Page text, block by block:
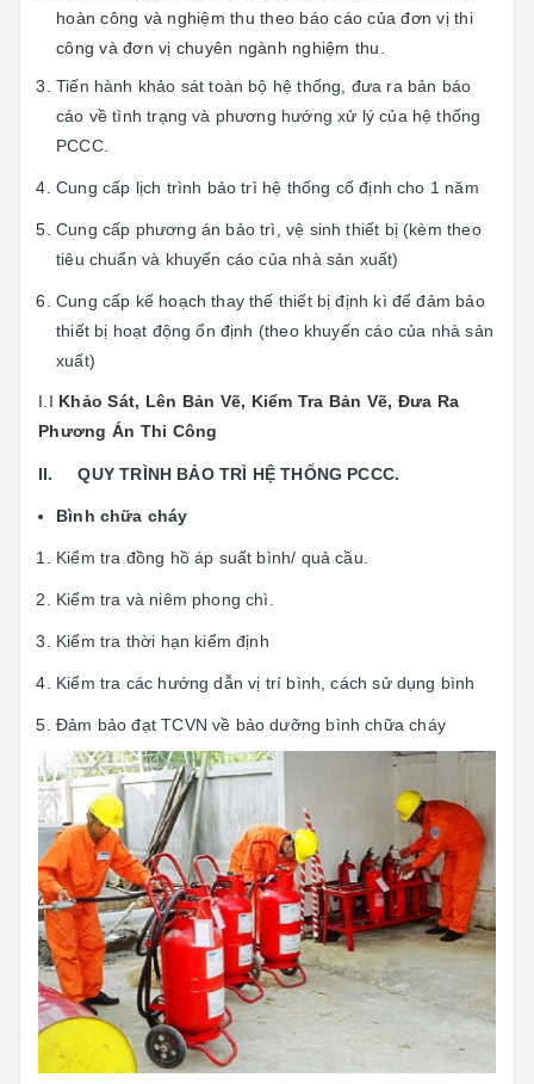
hoàn công và nghiệm thu theo báo cáo của đơn vị thi
công và đơn vị chuyên ngành nghiệm thu.
Tiến hành khảo sát toàn bộ hệ thống, đưa ra bản báo
cáo về tình trạng và phương hướng xử lý của hệ thống
PCCC.
Cung cấp lịch trình bảo trì hệ thống cố định cho 1 năm
Cung cấp phương án bảo trì, vệ sinh thiết bị (kèm theo
tiêu chuẩn và khuyến cáo của nhà sản xuất)
Cung cấp kế hoạch thay thế thiết bị định kì để đảm bảo
thiết bị hoạt động ổn định (theo khuyến cáo của nhà sản
xuất)
I.I Khảo Sát, Lên Bản Vẽ, Kiểm Tra Bản Vẽ, Đưa Ra
Phương Án Thi Công
II. QUY TRÌNH BẢO TRÌ HỆ THỐNG PCCC.
Bình chữa cháy
Kiểm tra đồng hồ áp suất bình/ quả cầu.
Kiểm tra và niêm phong chì.
Kiểm tra thời hạn kiểm định
Kiểm tra các hướng dẫn vị trí bình, cách sử dụng bình
Đảm bảo đạt TCVN về bảo dưỡng bình chữa cháy